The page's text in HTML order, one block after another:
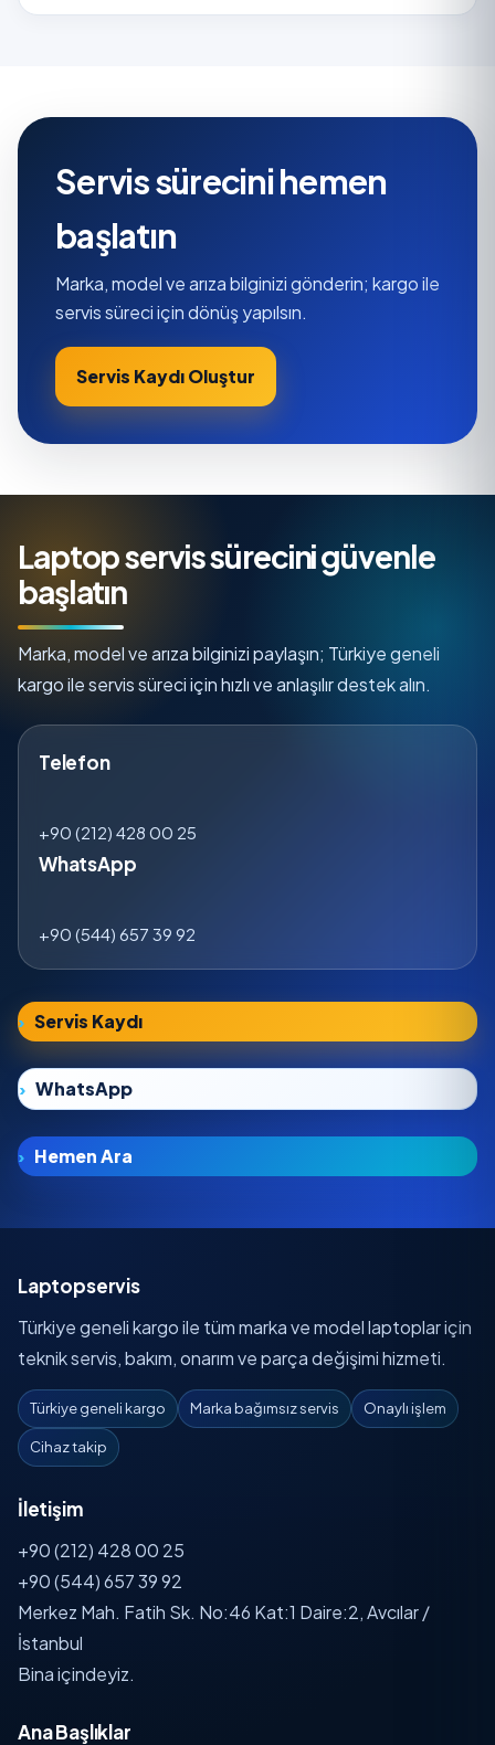
Servis sürecini hemen
başlatın
Marka, model ve arıza bilginizi gönderin; kargo ile
servis süreci için dönüş yapılsın.
Servis Kaydı Oluştur
Laptop servis sürecini güvenle
başlatın
Marka, model ve arıza bilginizi paylaşın; Türkiye geneli
kargo ile servis süreci için hızlı ve anlaşılır destek alın.
Telefon
+90 (212) 428 00 25
WhatsApp
+90 (544) 657 39 92
Servis Kaydı
WhatsApp
Hemen Ara
Laptopservis
Türkiye geneli kargo ile tüm marka ve model laptoplar için
teknik servis, bakım, onarım ve parça değişimi hizmeti.
Türkiye geneli kargo Marka bağımsız servis Onaylı işlem
Cihaz takip
İletişim
+90 (212) 428 00 25
+90 (544) 657 39 92
Merkez Mah. Fatih Sk. No:46 Kat:1 Daire:2, Avcılar /
İstanbul
Bina içindeyiz.
Ana Başlıklar